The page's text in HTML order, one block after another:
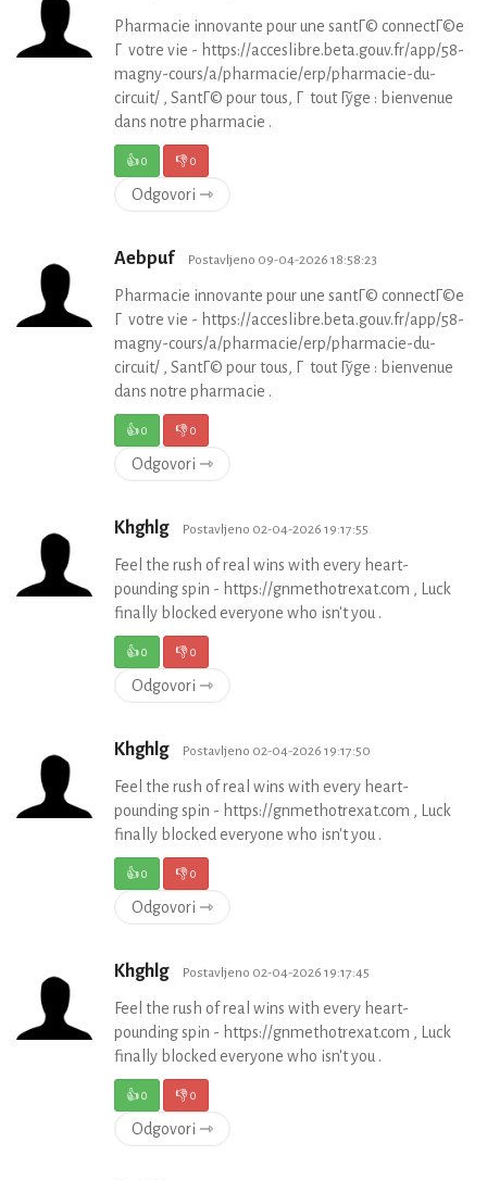
Pharmacie innovante pour une santГ© connectГ©e
Г votre vie - https://acceslibre.beta.gouv.fr/app/58-
magny-cours/a/pharmacie/erp/pharmacie-du-
circuit/ , SantГ© pour tous, Г tout Гўge : bienvenue
dans notre pharmacie .
👍0 👎0
Odgovori ⇾
Aebpuf Postavljeno 09-04-2026 18:58:23
Pharmacie innovante pour une santГ© connectГ©e
Г votre vie - https://acceslibre.beta.gouv.fr/app/58-
magny-cours/a/pharmacie/erp/pharmacie-du-
circuit/ , SantГ© pour tous, Г tout Гўge : bienvenue
dans notre pharmacie .
👍0 👎0
Odgovori ⇾
Khghlg Postavljeno 02-04-2026 19:17:55
Feel the rush of real wins with every heart-
pounding spin - https://gnmethotrexat.com , Luck
finally blocked everyone who isn't you .
👍0 👎0
Odgovori ⇾
Khghlg Postavljeno 02-04-2026 19:17:50
Feel the rush of real wins with every heart-
pounding spin - https://gnmethotrexat.com , Luck
finally blocked everyone who isn't you .
👍0 👎0
Odgovori ⇾
Khghlg Postavljeno 02-04-2026 19:17:45
Feel the rush of real wins with every heart-
pounding spin - https://gnmethotrexat.com , Luck
finally blocked everyone who isn't you .
👍0 👎0
Odgovori ⇾